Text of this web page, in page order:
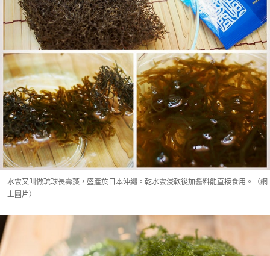
水雲又叫做琉球長壽藻，盛產於日本沖繩。乾水雲浸軟後加醬料能直接食用。（網
上圖片）